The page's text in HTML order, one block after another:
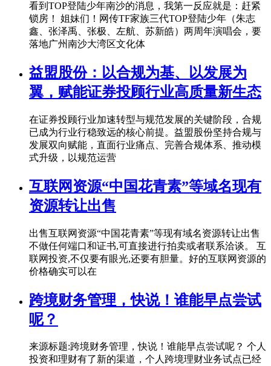
看到TOP登陆少年南沙的消息，我第一反应就是：赶紧
锁房！ 姐妹们！网传TF家族三代TOP登陆少年（朱志
鑫、张泽禹、张极、左航、苏新皓）两周年演唱会，要
落地广州南沙大湾区文化体
益盟股份：以合规为基、以发展为
翼，赋能证券投顾行业高质量新生态
在证券投顾行业加速转型与规范发展的关键阶段，合规
已成为行业行稳致远的核心前提。益盟股份坚持合规与
发展双向赋能，直面行业痛点、完善合规体系、推动模
式升级，以规范运营
互联网资源“中国花青素”等域名现有
资源转让出售
出售互联网资源“中国花青素”等现有域名资源转让出售
不做任何端口和证书,可直接进行拍卖或者联系洽谈。 互
联网投资,不仅要有眼光,还要有胆量。好的互联网资源的
价格确实可以在
跨境财务管理，快说！谁能早点尝试
呢？
来源标题:跨境财务管理，快说！谁能早点尝试呢？ 个人
投资和理财有了新的渠道，个人跨境理财业务试点已经